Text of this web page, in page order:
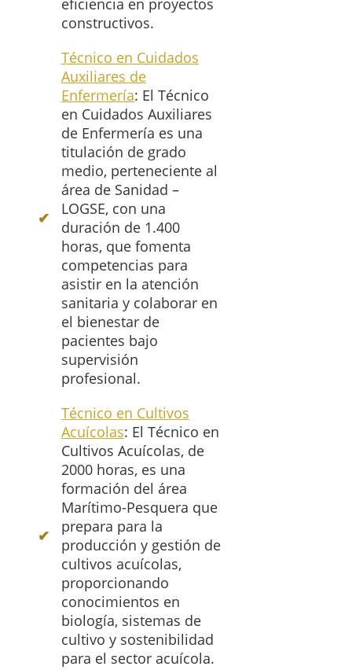
eficiencia en proyectos
constructivos.
Técnico en Cuidados
Auxiliares de
Enfermería: El Técnico
en Cuidados Auxiliares
de Enfermería es una
titulación de grado
medio, perteneciente al
área de Sanidad –
LOGSE, con una
duración de 1.400
horas, que fomenta
competencias para
asistir en la atención
sanitaria y colaborar en
el bienestar de
pacientes bajo
supervisión
profesional.
Técnico en Cultivos
Acuícolas: El Técnico en
Cultivos Acuícolas, de
2000 horas, es una
formación del área
Marítimo-Pesquera que
prepara para la
producción y gestión de
cultivos acuícolas,
proporcionando
conocimientos en
biología, sistemas de
cultivo y sostenibilidad
para el sector acuícola.